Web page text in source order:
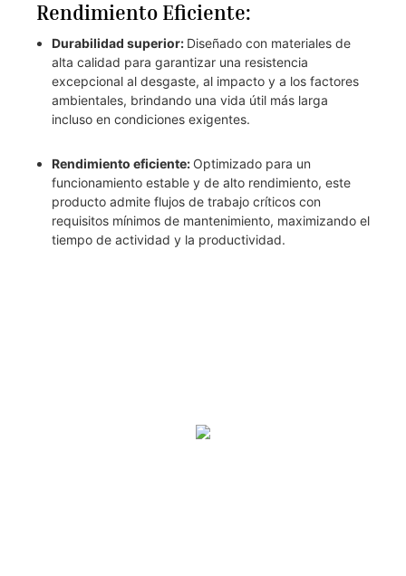
Rendimiento Eficiente:
Durabilidad superior: Diseñado con materiales de
alta calidad para garantizar una resistencia
excepcional al desgaste, al impacto y a los factores
ambientales, brindando una vida útil más larga
incluso en condiciones exigentes.
Rendimiento eficiente: Optimizado para un
funcionamiento estable y de alto rendimiento, este
producto admite flujos de trabajo críticos con
requisitos mínimos de mantenimiento, maximizando el
tiempo de actividad y la productividad.